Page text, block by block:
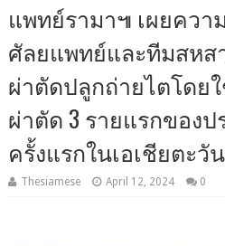
แพทย์รามา๚ เผยควา
ศัลยแพทย์และทีมสหส
ผ่าตัดปลูกถ่ายไตโดย
ผ่าตัด 3 รายแรกของ
ครั้งแรกในเอเชียตะวั
Thesiamese April 12, 2024 0